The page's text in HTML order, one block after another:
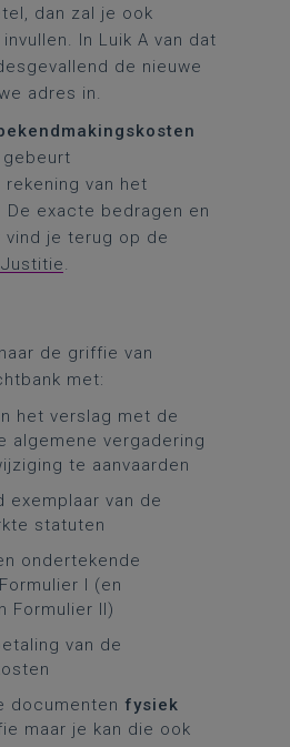
dan zal je ook
In Luik A van dat
de nieuwe
adres in.
gebeurt
van het
exacte bedragen en
vind je terug op de
.
de griffie van
met:
het verslag met de
algemene vergadering
te aanvaarden
exemplaar van de
statuten
ondertekende
I (en
Formulier II)
van de
documenten fysiek
maar je kan die ook